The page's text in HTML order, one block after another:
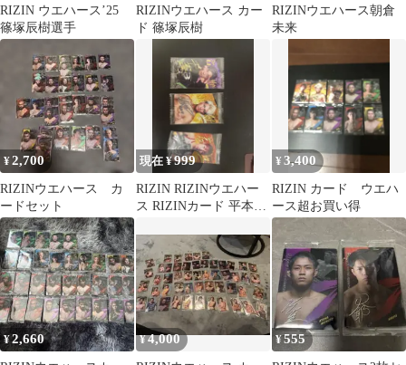
RIZIN ウエハース’25
篠塚辰樹選手
RIZINウエハース カー
ド 篠塚辰樹
RIZINウエハース朝倉
未来
¥2,700
RIZINウエハース カ
ードセット
現在 ¥999
RIZIN RIZINウエハー
ス RIZINカード 平本蓮
¥3,400
RIZIN カード ウエハ
ース超お買い得
¥2,660 ¥4,000 ¥555